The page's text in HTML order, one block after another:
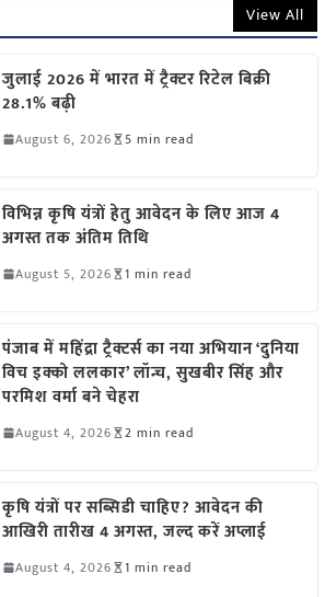
View All
जुलाई 2026 में भारत में ट्रैक्टर रिटेल बिक्री
28.1% बढ़ी
August 6, 2026 5 min read
विभिन्न कृषि यंत्रों हेतु आवेदन के लिए आज 4
अगस्त तक अंतिम तिथि
August 5, 2026 1 min read
पंजाब में महिंद्रा ट्रैक्टर्स का नया अभियान ‘दुनिया
विच इक्को ललकार’ लॉन्च, सुखबीर सिंह और
परमिश वर्मा बने चेहरा
August 4, 2026 2 min read
कृषि यंत्रों पर सब्सिडी चाहिए? आवेदन की
आखिरी तारीख 4 अगस्त, जल्द करें अप्लाई
August 4, 2026 1 min read